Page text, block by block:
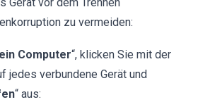
zu vermeiden:
Computer“, klicken Sie mit der
jedes verbundene Gerät und
“ aus: